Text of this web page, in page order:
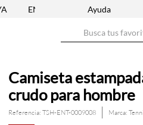
ENVÍO GRATIS DESDE $250.000
Ayuda
Camiseta
crudo para hombre
Referencia: TSH-ENT-0009008